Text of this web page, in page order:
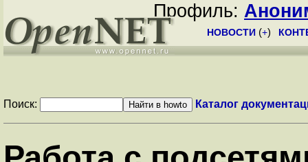
Профиль:
НОВОСТИ (+)
Поиск: Каталог